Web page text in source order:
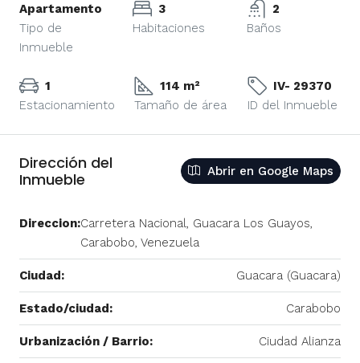
Apartamento
Tipo de
Inmueble
3
Habitaciones
2
Baños
1
Estacionamiento
114 m²
Tamaño de área
IV- 29370
ID del Inmueble
Dirección del
Inmueble
Abrir en Google Maps
Direccion:Carretera Nacional, Guacara Los Guayos,
Carabobo, Venezuela
Ciudad: Guacara (Guacara)
Estado/ciudad: Carabobo
Urbanización / Barrio: Ciudad Alianza